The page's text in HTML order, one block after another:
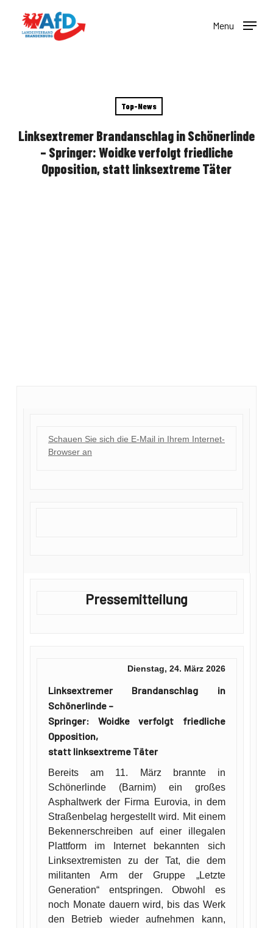
Menu
Top-News
Linksextremer Brandanschlag in Schönerlinde
– Springer: Woidke verfolgt friedliche
Opposition, statt linksextreme Täter
Schauen Sie sich die E-Mail in Ihrem Internet-
Browser an
Pressemitteilung
Dienstag, 24. März 2026
Linksextremer Brandanschlag in
Schönerlinde –
Springer: Woidke verfolgt friedliche
Opposition,
statt linksextreme Täter
Bereits am 11. März brannte in
Schönerlinde (Barnim) ein großes
Asphaltwerk der Firma Eurovia, in dem
Straßenbelag hergestellt wird. Mit einem
Bekennerschreiben auf einer illegalen
Plattform im Internet bekannten sich
Linksextremisten zu der Tat, die dem
militanten Arm der Gruppe „Letzte
Generation“ entspringen. Obwohl es
noch Monate dauern wird, bis das Werk
den Betrieb wieder aufnehmen kann,